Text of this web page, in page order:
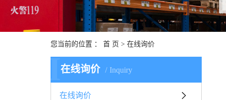
您当前的位置 ： 首 页 > 在线询价
在线询价 Inquiry
I
在线询价